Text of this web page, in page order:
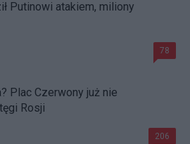
Putinowi atakiem, miliony
78
Plac Czerwony już nie
Rosji
206